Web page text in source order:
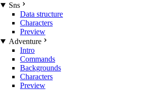
Sns
Data structure
Characters
Preview
Adventure
Intro
Commands
Backgrounds
Characters
Preview